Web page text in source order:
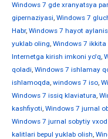
Windows 7 gde xranyatsya
gipernaziyasi, Windows 7
Habr, Windows 7 hayot
yuklab oling, Windows 7
Internetga kirish imkoni yo'q,
qoladi, Windows 7 ishlamay
ishlamoqda, windows 7 iso,
Windows 7 issiq klaviatura,
kashfiyoti, Windows 7 jurnal
Windows 7 jurnal sobytiy
kalitlari bepul yuklab olish,